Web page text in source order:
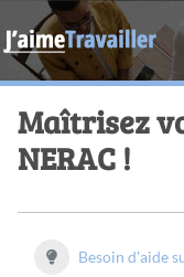
Maîtrisez
NERAC !
Besoin d'aide